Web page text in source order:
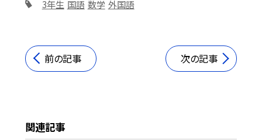
3年生 国語 数学 外国語
前の記事 次の記事
関連記事